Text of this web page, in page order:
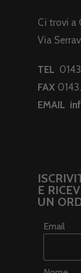
Ci trovi a
Via
TEL
FAX
EMAIL
E
UN
Email